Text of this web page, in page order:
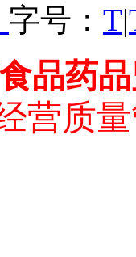
字号： T|
品药
营质